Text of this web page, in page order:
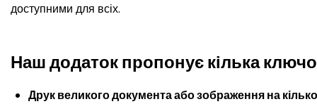
доступними для всіх.
Наш додаток пропонує кілька
Друк великого документа або зображення на